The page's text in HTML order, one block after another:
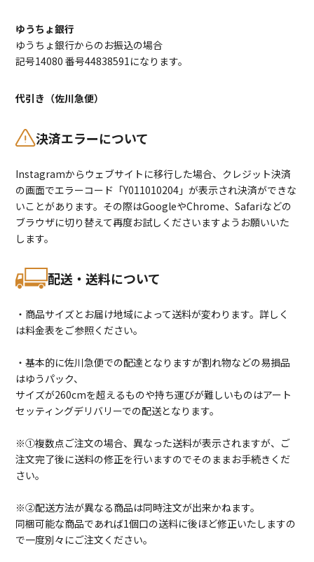
ゆうちょ銀行
ゆうちょ銀行からのお振込の場合
記号14080 番号44838591になります。
代引き（佐川急便）
決済エラーについて
Instagramからウェブサイトに移行した場合、クレジット決済
の画面でエラーコード「Y011010204」が表示され決済ができな
いことがあります。その際はGoogleやChrome、Safariなどの
ブラウザに切り替えて再度お試しくださいますようお願いいた
します。
配送・送料について
・商品サイズとお届け地域によって送料が変わります。詳しく
は料金表をご参照ください。
・基本的に佐川急便での配達となりますが割れ物などの易損品
はゆうパック、
サイズが260cmを超えるものや持ち運びが難しいものはアート
セッティングデリバリーでの配送となります。
※①複数点ご注文の場合、異なった送料が表示されますが、ご
注文完了後に送料の修正を行いますのでそのままお手続きくだ
さい。
※②配送方法が異なる商品は同時注文が出来かねます。
同梱可能な商品であれば1個口の送料に後ほど修正いたしますの
で一度別々にご注文ください。